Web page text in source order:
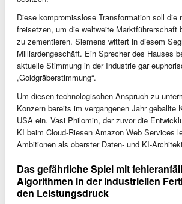
Diese kompromisslose Transformation soll die
freisetzen, um die weltweite Marktführerschaft
zu zementieren. Siemens wittert in diesem
Milliardengeschäft. Ein Sprecher des Hauses
aktuelle Stimmung in der Industrie gar
„Goldgräberstimmung“.
Um diesen technologischen Anspruch zu
Konzern bereits im vergangenen Jahr geballte
USA ein. Vasi Philomin, der zuvor die
KI beim Cloud-Riesen Amazon Web Services
Ambitionen als oberster Daten- und KI-
Das gefährliche Spiel mit
Algorithmen in der industriellen
den Leistungsdruck